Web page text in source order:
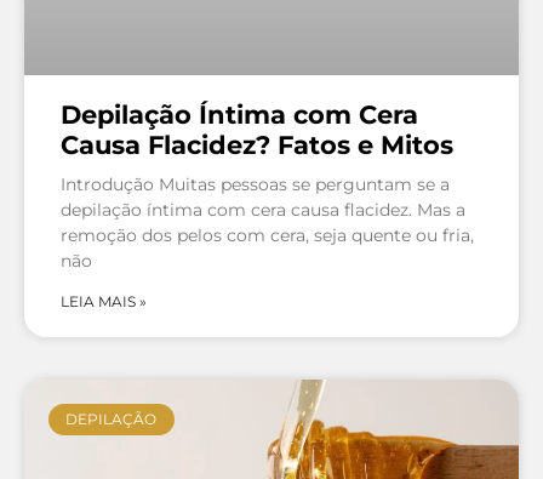
Depilação Íntima com Cera
Causa Flacidez? Fatos e Mitos
Introdução Muitas pessoas se perguntam se a
depilação íntima com cera causa flacidez. Mas a
remoção dos pelos com cera, seja quente ou fria,
não
LEIA MAIS »
DEPILAÇÃO